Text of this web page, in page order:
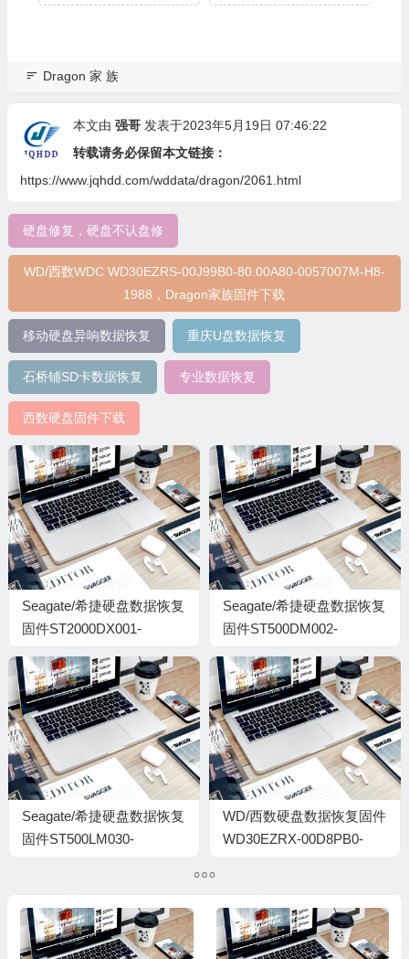
Dragon 家 族
本文由 强哥 发表于2023年5月19日 07:46:22
转载请务必保留本文链接：
https://www.jqhdd.com/wddata/dragon/2061.html
硬盘修复，硬盘不认盘修
WD/西数WDC WD30EZRS-00J99B0-80.00A80-0057007M-H8-
1988，Dragon家族固件下载
移动硬盘异响数据恢复 重庆U盘数据恢复
石桥铺SD卡数据恢复 专业数据恢复
西数硬盘固件下载
Seagate/希捷硬盘数据恢复
固件ST2000DX001-
Seagate/希捷硬盘数据恢复
固件ST500DM002-
Seagate/希捷硬盘数据恢复
固件ST500LM030-
WD/西数硬盘数据恢复固件
WD30EZRX-00D8PB0-
00010055-H6-1740